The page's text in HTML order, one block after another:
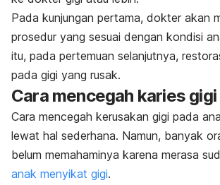
Pada kunjungan pertama, dokter akan
prosedur yang sesuai dengan kondisi
itu, pada pertemuan selanjutnya,
pada gigi yang rusak.
Cara mencegah karies
Cara mencegah kerusakan gigi pada
lewat hal sederhana. Namun, banyak
belum memahaminya karena merasa
anak menyikat gigi.